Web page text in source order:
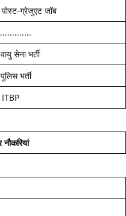
पोस्ट-ग्रेजुएट जॉब
वायु सेना भर्ती
पुलिस भर्ती
ITBP